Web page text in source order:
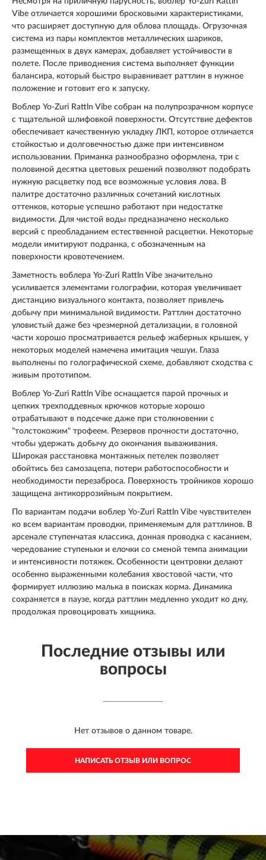
Vibe отличается хорошими бросковыми характеристиками,
что расширяет доступную для облова площадь. Огрузочная
система из пары комплектов металлических шариков,
размещенных в двух камерах, добавляет устойчивости в
полете. После приводнения система выполняет функции
балансира, который быстро выравнивает раттлин в нужное
положение и готовит его к запуску.
Воблер Yo-Zuri Rattln Vibe собран на полупрозрачном корпусе
с тщательной шлифовкой поверхности. Отсутствие дефектов
обеспечивает качественную укладку ЛКП, которое отличается
стойкостью и долговечностью даже при интенсивном
использовании. Приманка разнообразно оформлена, три с
половиной десятка цветовых решений позволяют подобрать
нужную расцветку под все возможные условия лова. В
палитре достаточно различных сочетаний кислотных
оттенков, которые успешно работают при недостатке
видимости. Для чистой воды предназначено несколько
версий с преобладанием естественной расцветки. Некоторые
модели имитируют подранка, с обозначенным на
поверхности кровотечением.
Заметность воблера Yo-Zuri Rattln Vibe значительно
усиливается элементами голографии, которая увеличивает
дистанцию визуального контакта, позволяет привлечь
добычу при минимальной видимости. Раттлин достаточно
уловистый даже без чрезмерной детализации, в головной
части хорошо просматривается рельеф жаберных крышек, у
некоторых моделей намечена имитация чешуи. Глаза
выполнены по голографической схеме, добавляют сходства с
живым прототипом.
Воблер Yo-Zuri Rattln Vibe оснащается парой прочных и
цепких трехподдевных крючков которые хорошо
отрабатывают в подсечке даже при столкновении с
"толстокожим" трофеем. Резервов прочности достаточно,
чтобы удержать добычу до окончания вываживания.
Широкая расстановка монтажных петелек позволяет
обойтись без самозацепа, потери работоспособности и
необходимости перезаброса. Поверхность тройников хорошо
защищена антикоррозийным покрытием.
По вариантам подачи воблер Yo-Zuri Rattln Vibe чувствителен
ко всем вариантам проводки, применяемым для раттлинов. В
арсенале ступенчатая классика, донная проводка с касанием,
чередование ступеньки и елочки со сменой темпа анимации
и интенсивности потяжек. Особенности центровки делают
особенно выраженными колебания хвостовой части, что
формирует иллюзию малька в поисках корма. Динамика
сохраняется в паузе, когда раттлин медленно уходит ко дну,
продолжая провоцировать хищника.
Последние отзывы или
вопросы
Нет отзывов о данном товаре.
НАПИСАТЬ ОТЗЫВ ИЛИ ВОПРОС